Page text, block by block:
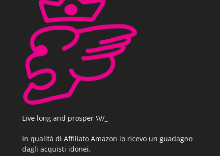
prodotto.
Pos. 3310
era talmente esausto, sfinito, esaurito, che
erano la stessa cosa
Pos. 3588
Live long and prosper \V/_
In qualità di Affiliato Amazon io ricevo un guadagno
dagli acquisti idonei.